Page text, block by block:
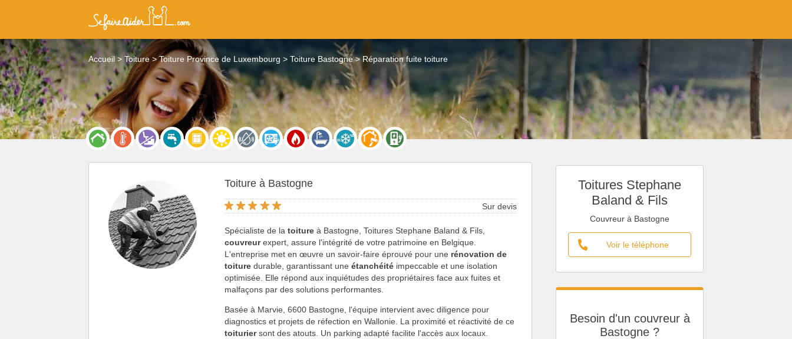
Accueil Toiture Toiture Province de Luxembourg Toiture Bastogne Réparation fuite toiture
Toitures Stephane
Baland & Fils
Couvreur à Bastogne
Voir le téléphone
Besoin d'un couvreur à
Bastogne ?
Toiture à Bastogne
Sur devis
Spécialiste de latoiture à Bastogne, Toitures Stephane Baland & Fils,
couvreurexpert, assure l'intégrité de votre patrimoine en Belgique.
L'entreprise met en œuvre un savoir-faire éprouvé pour une rénovation de
toiture durable, garantissant uneétanchéité impeccable et une isolation
optimisée. Elle répond aux inquiétudes des propriétaires face aux fuites et
malfaçons par des solutions performantes.
Basée à Marvie, 6600 Bastogne, l'équipe intervient avec diligence pour
diagnostics et projets de réfection en Wallonie. La proximité et réactivité de ce
toituriersont des atouts. Un parking adapté facilite l'accès aux locaux.